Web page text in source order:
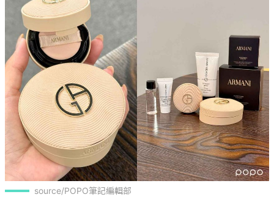
source/POPO筆記編輯部